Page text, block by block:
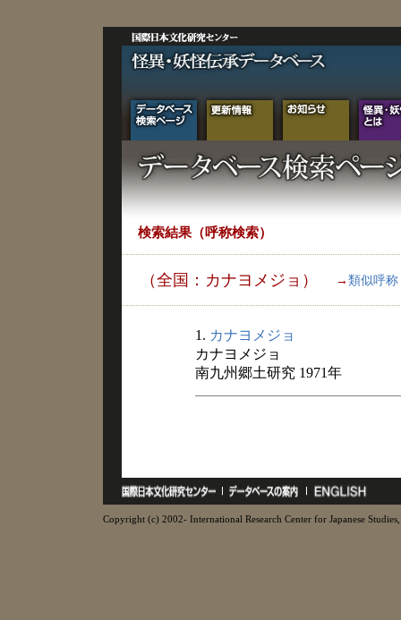
検索結果（呼称検索）
（全国：カナヨメジョ） → 類似呼称
1. カナヨメジョ
カナヨメジョ
南九州郷土研究 1971年
Copyright (c) 2002- International Research Center for Japanese